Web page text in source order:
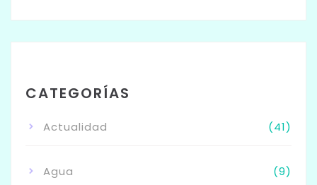
CATEGORÍAS
Actualidad (41)
Agua (9)